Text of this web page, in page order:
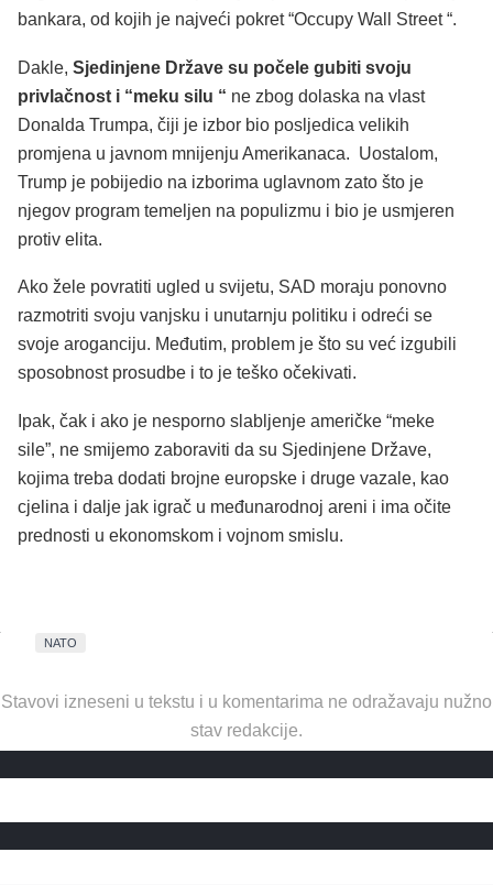
bankara, od kojih je najveći pokret “Occupy Wall Street “.
Dakle, Sjedinjene Države su počele gubiti svoju
privlačnost i “meku silu “ ne zbog dolaska na vlast
Donalda Trumpa, čiji je izbor bio posljedica velikih
promjena u javnom mnijenju Amerikanaca. Uostalom,
Trump je pobijedio na izborima uglavnom zato što je
njegov program temeljen na populizmu i bio je usmjeren
protiv elita.
Ako žele povratiti ugled u svijetu, SAD moraju ponovno
razmotriti svoju vanjsku i unutarnju politiku i odreći se
svoje aroganciju. Međutim, problem je što su već izgubili
sposobnost prosudbe i to je teško očekivati.
Ipak, čak i ako je nesporno slabljenje američke “meke
sile”, ne smijemo zaboraviti da su Sjedinjene Države,
kojima treba dodati brojne europske i druge vazale, kao
cjelina i dalje jak igrač u međunarodnoj areni i ima očite
prednosti u ekonomskom i vojnom smislu.
NATO
Stavovi izneseni u tekstu i u komentarima ne odražavaju nužno
stav redakcije.